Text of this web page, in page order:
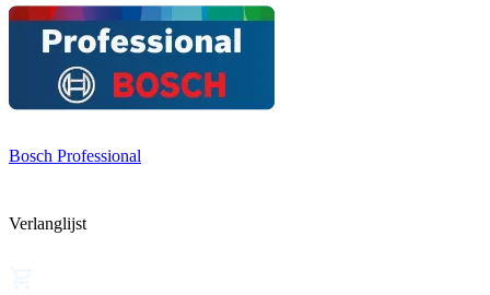
Bosch Professional
Verlanglijst